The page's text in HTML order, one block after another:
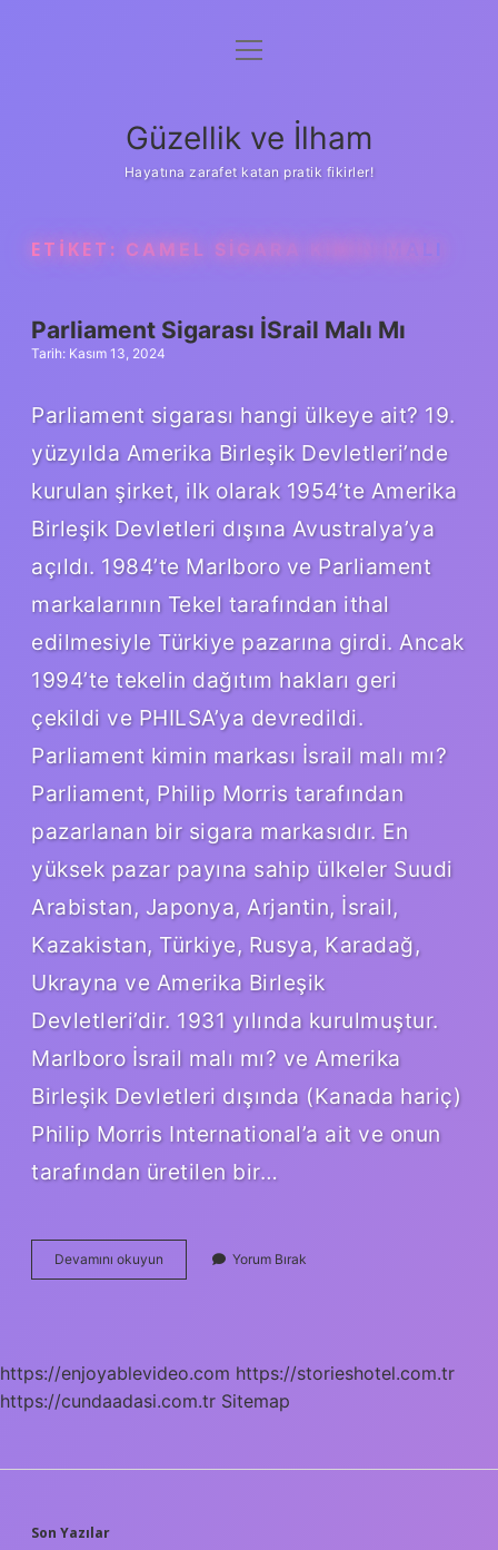
Anasayfa
Yasal Uyarı
menüyü
Güzellik ve İlham
Hayatına zarafet katan pratik fikirler!
ETIKET: CAMEL SIGARA KIMIN MALI
Parliament Sigarası İSrail Malı Mı
Tarih: Kasım 13, 2024
Parliament sigarası hangi ülkeye ait? 19.
yüzyılda Amerika Birleşik Devletleri’nde
kurulan şirket, ilk olarak 1954’te Amerika
Birleşik Devletleri dışına Avustralya’ya
açıldı. 1984’te Marlboro ve Parliament
markalarının Tekel tarafından ithal
edilmesiyle Türkiye pazarına girdi. Ancak
1994’te tekelin dağıtım hakları geri
çekildi ve PHILSA’ya devredildi.
Parliament kimin markası İsrail malı mı?
Parliament, Philip Morris tarafından
pazarlanan bir sigara markasıdır. En
yüksek pazar payına sahip ülkeler Suudi
Arabistan, Japonya, Arjantin, İsrail,
Kazakistan, Türkiye, Rusya, Karadağ,
Ukrayna ve Amerika Birleşik
Devletleri’dir. 1931 yılında kurulmuştur.
Marlboro İsrail malı mı? ve Amerika
Birleşik Devletleri dışında (Kanada hariç)
Philip Morris International’a ait ve onun
tarafından üretilen bir…
Devamını okuyun Parliament
Sigarası
Yorum Bırak
https://enjoyablevideo.com https://storieshotel.com.tr
https://cundaadasi.com.tr Sitemap
Son Yazılar